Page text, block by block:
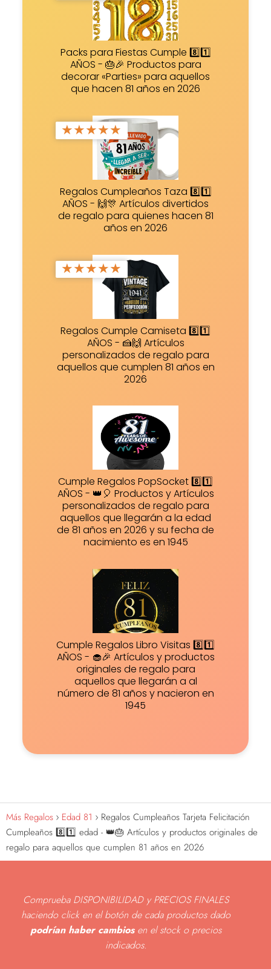
Packs para Fiestas Cumple 8️⃣1️⃣
AÑOS - 🎂🎉 Productos para
decorar «Parties» para aquellos
que hacen 81 años en 2026
★★★★★
Regalos Cumpleaños Taza 8️⃣1️⃣
AÑOS - 🙌🎊 Artículos divertidos
de regalo para quienes hacen 81
años en 2026
★★★★★
Regalos Cumple Camiseta 8️⃣1️⃣
AÑOS - 🍰🙌 Artículos
personalizados de regalo para
aquellos que cumplen 81 años en
2026
Cumple Regalos PopSocket 8️⃣1️⃣
AÑOS - 👑🎈 Productos y Artículos
personalizados de regalo para
aquellos que llegarán a la edad
de 81 años en 2026 y su fecha de
nacimiento es en 1945
Cumple Regalos Libro Visitas 8️⃣1️⃣
AÑOS - 🧁🎉 Artículos y productos
originales de regalo para
aquellos que llegarán a al
número de 81 años y nacieron en
1945
Más Regalos Edad 81
Regalos Cumpleaños Tarjeta Felicitación
Cumpleaños 8️⃣1️⃣ edad - 👑🎂 Artículos y productos originales de
regalo para aquellos que cumplen 81 años en 2026
Comprueba DISPONIBILIDAD y PRECIOS FINALES
haciendo click en el botón de cada productos dado
podrían haber cambiosen el stock o precios
indicados.